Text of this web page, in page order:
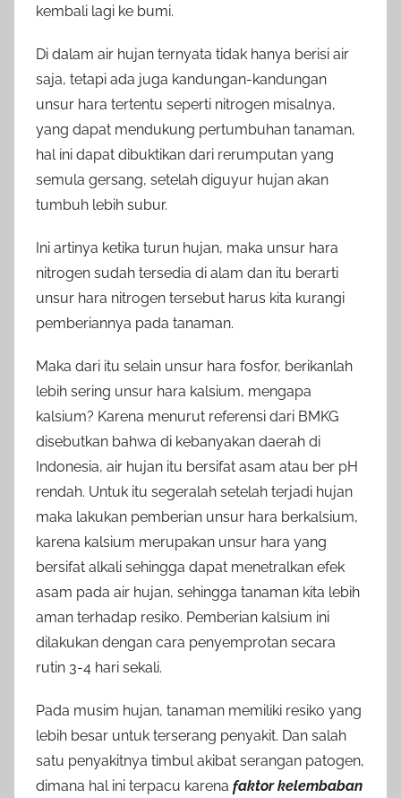
kembali lagi ke bumi.
Di dalam air hujan ternyata tidak hanya berisi air
saja, tetapi ada juga kandungan-kandungan
unsur hara tertentu seperti nitrogen misalnya,
yang dapat mendukung pertumbuhan tanaman,
hal ini dapat dibuktikan dari rerumputan yang
semula gersang, setelah diguyur hujan akan
tumbuh lebih subur.
Ini artinya ketika turun hujan, maka unsur hara
nitrogen sudah tersedia di alam dan itu berarti
unsur hara nitrogen tersebut harus kita kurangi
pemberiannya pada tanaman.
Maka dari itu selain unsur hara fosfor, berikanlah
lebih sering unsur hara kalsium, mengapa
kalsium? Karena menurut referensi dari BMKG
disebutkan bahwa di kebanyakan daerah di
Indonesia, air hujan itu bersifat asam atau ber pH
rendah. Untuk itu segeralah setelah terjadi hujan
maka lakukan pemberian unsur hara berkalsium,
karena kalsium merupakan unsur hara yang
bersifat alkali sehingga dapat menetralkan efek
asam pada air hujan, sehingga tanaman kita lebih
aman terhadap resiko. Pemberian kalsium ini
dilakukan dengan cara penyemprotan secara
rutin 3-4 hari sekali.
Pada musim hujan, tanaman memiliki resiko yang
lebih besar untuk terserang penyakit. Dan salah
satu penyakitnya timbul akibat serangan patogen,
dimana hal ini terpacu karena faktor kelembaban